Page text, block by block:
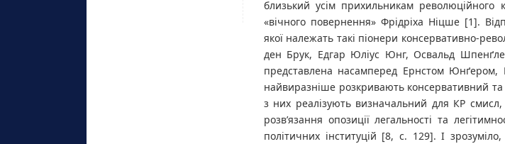
близький усім прихильникам революційного
«вічного повернення» Фрідріха Ніцше [1].
якої належать такі піонери консервативно-
ден Брук, Едгар Юліус Юнг, Освальд
представлена насамперед Ернстом
найвиразніше розкривають консервативний
з них реалізують визначальний для КР
розв’язання опозиції легальності та
політичних інституцій [8, c. 129]. І